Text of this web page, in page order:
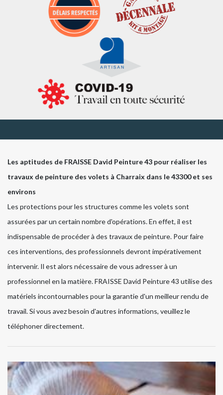
Les aptitudes de FRAISSE David Peinture 43 pour réaliser les
travaux de peinture des volets à Charraix dans le 43300 et ses
environs
Les protections pour les structures comme les volets sont
assurées par un certain nombre d'opérations. En effet, il est
indispensable de procéder à des travaux de peinture. Pour faire
ces interventions, des professionnels devront impérativement
intervenir. Il est alors nécessaire de vous adresser à un
professionnel en la matière. FRAISSE David Peinture 43 utilise des
matériels incontournables pour la garantie d'un meilleur rendu de
travail. Si vous avez besoin d'autres informations, veuillez le
téléphoner directement.